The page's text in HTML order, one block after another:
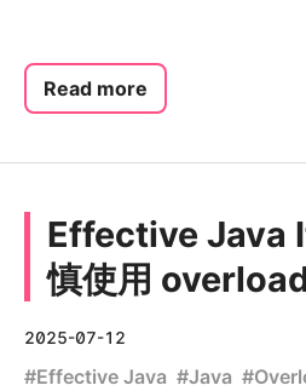
Read more
Effective Java
慎使用
2025-07-12
#Effective Java #Java #